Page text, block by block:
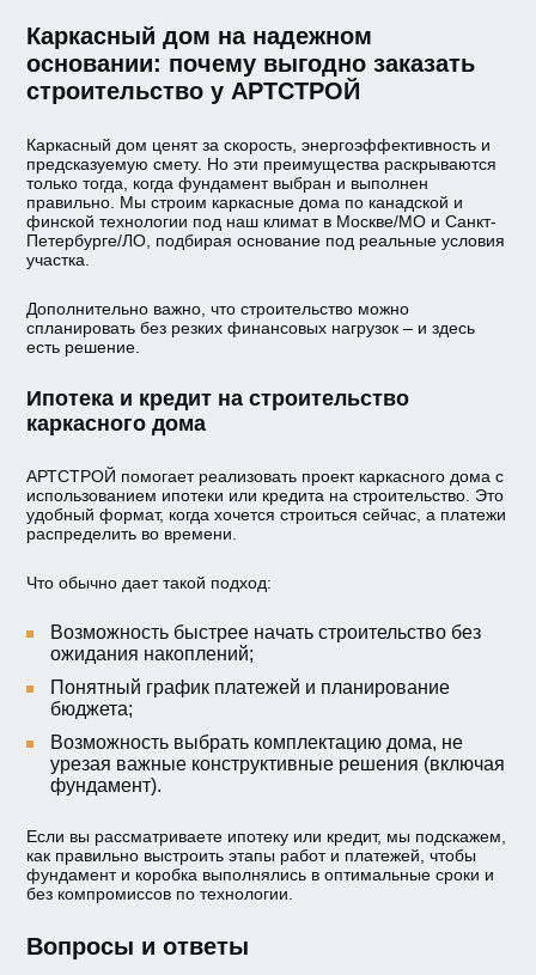
Каркасный дом на надежном
основании: почему выгодно заказать
строительство у АРТСТРОЙ
Каркасный дом ценят за скорость, энергоэффективность и
предсказуемую смету. Но эти преимущества раскрываются
только тогда, когда фундамент выбран и выполнен
правильно. Мы строим каркасные дома по канадской и
финской технологии под наш климат в Москве/МО и Санкт-
Петербурге/ЛО, подбирая основание под реальные условия
участка.
Дополнительно важно, что строительство можно
спланировать без резких финансовых нагрузок – и здесь
есть решение.
Ипотека и кредит на строительство
каркасного дома
АРТСТРОЙ помогает реализовать проект каркасного дома с
использованием ипотеки или кредита на строительство. Это
удобный формат, когда хочется строиться сейчас, а платежи
распределить во времени.
Что обычно дает такой подход:
Возможность быстрее начать строительство без
ожидания накоплений;
Понятный график платежей и планирование
бюджета;
Возможность выбрать комплектацию дома, не
урезая важные конструктивные решения (включая
фундамент).
Если вы рассматриваете ипотеку или кредит, мы подскажем,
как правильно выстроить этапы работ и платежей, чтобы
фундамент и коробка выполнялись в оптимальные сроки и
без компромиссов по технологии.
Вопросы и ответы